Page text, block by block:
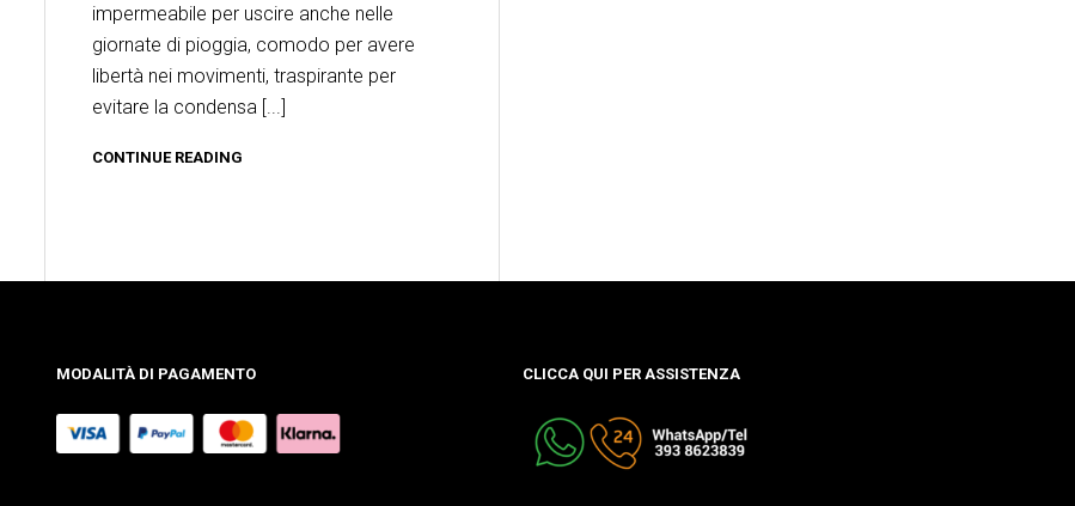
impermeabile per uscire anche nelle
giornate di pioggia, comodo per avere
libertà nei movimenti, traspirante per
evitare la condensa [...]
CONTINUE READING
MODALITÀ DI PAGAMENTO CLICCA QUI PER ASSISTENZA